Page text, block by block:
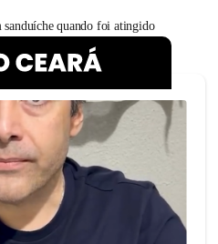
sanduíche quando foi atingido